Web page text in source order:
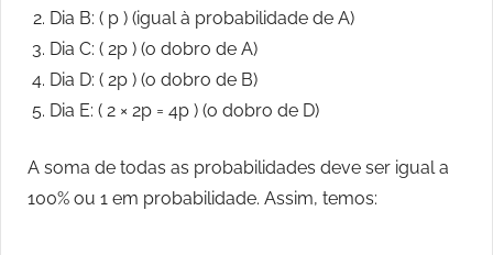
Dia B: ( p ) (igual à probabilidade de A)
Dia C: ( 2p ) (o dobro de A)
Dia D: ( 2p ) (o dobro de B)
Dia E: ( 2 × 2p = 4p ) (o dobro de D)
A soma de todas as probabilidades deve ser igual a
100% ou 1 em probabilidade. Assim, temos: